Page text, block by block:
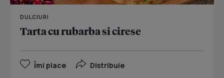
DULCIURI
Tarta cu rubarba si cirese
Îmi place Distribuie